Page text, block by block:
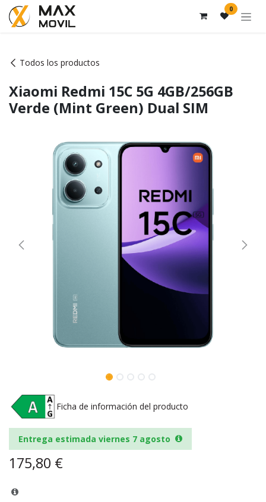
Ir al contenido 0
Todos los productos
Xiaomi Redmi 15C 5G 4GB/256GB
Verde (Mint Green) Dual SIM
Ficha de información del producto
Entrega estimada viernes 7 agosto
175,80 €